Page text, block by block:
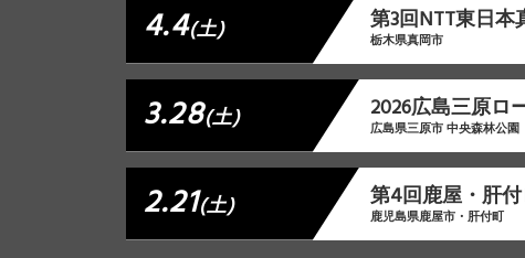
4.4(土) 第3回NTT東日
栃木県真岡市
3.28(土) 2026広島三原ロ
広島県三原市 中央森林公園
2.21(土) 第4回鹿屋・肝
鹿児島県鹿屋市・肝付町